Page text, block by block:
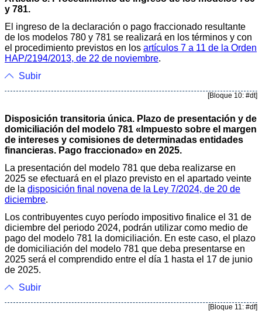
y 781.
El ingreso de la declaración o pago fraccionado resultante
de los modelos 780 y 781 se realizará en los términos y con
el procedimiento previstos en los artículos 7 a 11 de la Orden
HAP/2194/2013, de 22 de noviembre.
Subir
[Bloque 10: #dt]
Disposición transitoria única. Plazo de presentación y de
domiciliación del modelo 781 «Impuesto sobre el margen
de intereses y comisiones de determinadas entidades
financieras. Pago fraccionado» en 2025.
La presentación del modelo 781 que deba realizarse en
2025 se efectuará en el plazo previsto en el apartado veinte
de la disposición final novena de la Ley 7/2024, de 20 de
diciembre.
Los contribuyentes cuyo período impositivo finalice el 31 de
diciembre del periodo 2024, podrán utilizar como medio de
pago del modelo 781 la domiciliación. En este caso, el plazo
de domiciliación del modelo 781 que deba presentarse en
2025 será el comprendido entre el día 1 hasta el 17 de junio
de 2025.
Subir
[Bloque 11: #df]